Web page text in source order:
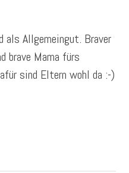
als Allgemeingut. Braver
brave Mama fürs
sind Eltern wohl da :-)